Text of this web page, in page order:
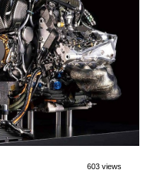
603 views